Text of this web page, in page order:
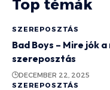
Top témák
SZEREPOSZTÁS
Bad Boys – Mire jók
szereposztás
DECEMBER 22, 2025
SZEREPOSZTÁS